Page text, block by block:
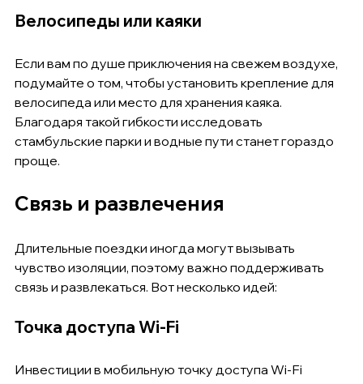
Велосипеды или каяки
Если вам по душе приключения на свежем воздухе,
подумайте о том, чтобы установить крепление для
велосипеда или место для хранения каяка.
Благодаря такой гибкости исследовать
стамбульские парки и водные пути станет гораздо
проще.
Связь и развлечения
Длительные поездки иногда могут вызывать
чувство изоляции, поэтому важно поддерживать
связь и развлекаться. Вот несколько идей:
Точка доступа Wi-Fi
Инвестиции в мобильную точку доступа Wi-Fi